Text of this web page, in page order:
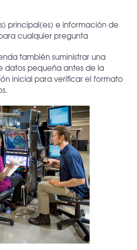
principal(es) e información de
cualquier pregunta
también suministrar una
datos pequeña antes de la
inicial para verificar el formato